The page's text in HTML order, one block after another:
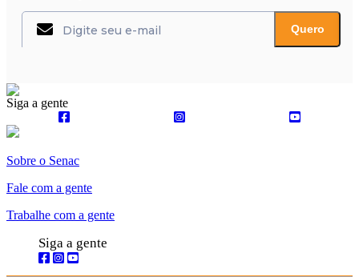
Quero
Siga a gente
Sobre o Senac
Fale com a gente
Trabalhe com a gente
Siga a gente